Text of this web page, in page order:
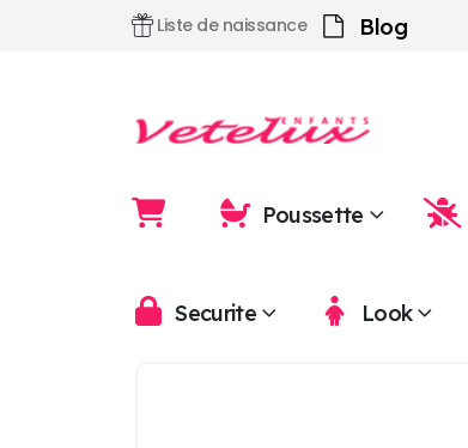
Liste de naissance Blog
Poussette
Securite Look